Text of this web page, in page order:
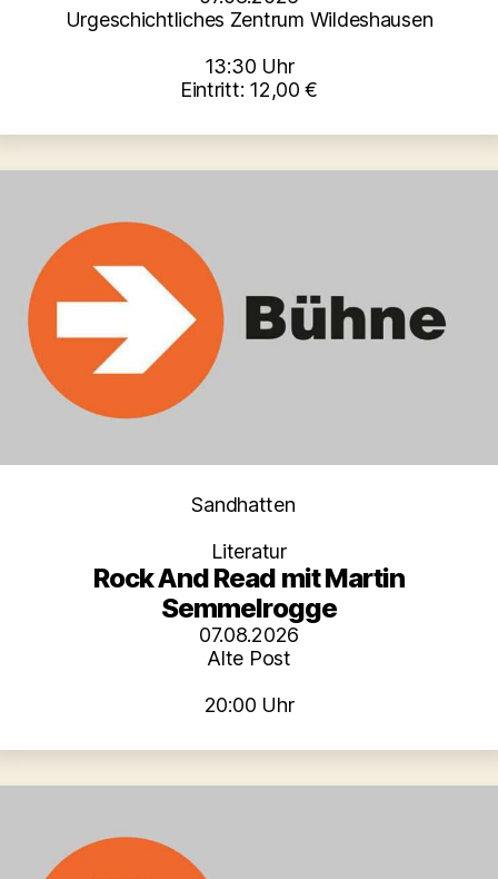
Urgeschichtliches Zentrum Wildeshausen
13:30 Uhr
Eintritt: 12,00 €
Kategorien
Sandhatten
Literatur
Rock And Read mit Martin
Semmelrogge
07.08.2026
Alte Post
20:00 Uhr